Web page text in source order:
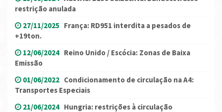
restrição anulada
27/11/2025 França: RD951 interdita a pesados de
+19ton.
12/06/2024 Reino Unido / Escócia: Zonas de Baixa
Emissão
01/06/2022 Condicionamento de circulação na A4:
Transportes Especiais
21/06/2024 Hungria: restrições à circulação